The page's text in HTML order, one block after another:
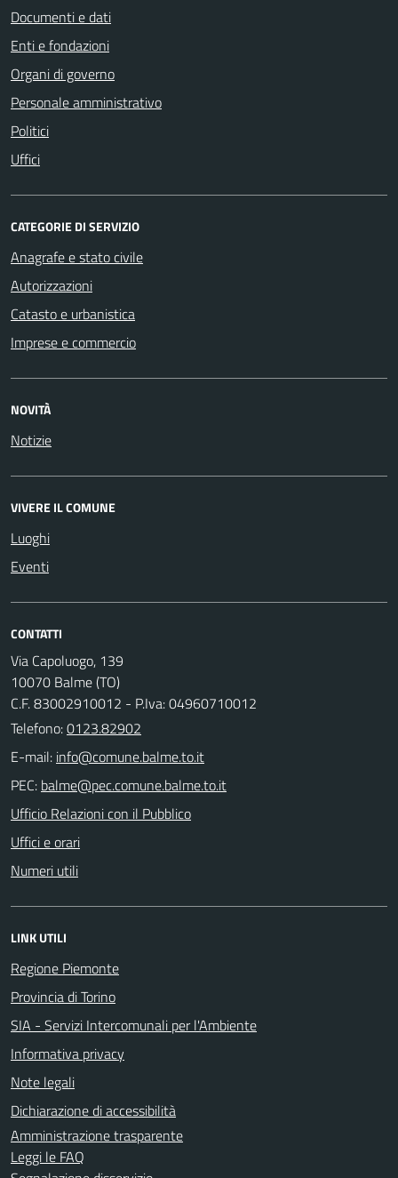
Documenti e dati
Enti e fondazioni
Organi di governo
Personale amministrativo
Politici
Uffici
CATEGORIE DI SERVIZIO
Anagrafe e stato civile
Autorizzazioni
Catasto e urbanistica
Imprese e commercio
NOVITÀ
Notizie
VIVERE IL COMUNE
Luoghi
Eventi
CONTATTI
Via Capoluogo, 139
10070 Balme (TO)
C.F. 83002910012 - P.Iva: 04960710012
Telefono:0123.82902
E-mail:
PEC:
Ufficio Relazioni con il Pubblico
Uffici e orari
Numeri utili
LINK UTILI
Regione Piemonte
Provincia di Torino
SIA - Servizi Intercomunali per l'Ambiente
Informativa privacy
Note legali
Dichiarazione di accessibilità
Amministrazione trasparente
Leggi le FAQ